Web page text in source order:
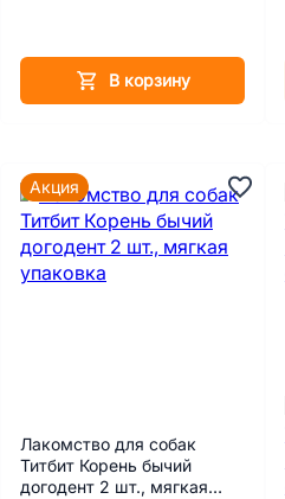
В корзину
Лакомство для собак
Титбит Корень бычий
догодент 2 шт., мягкая
Акция